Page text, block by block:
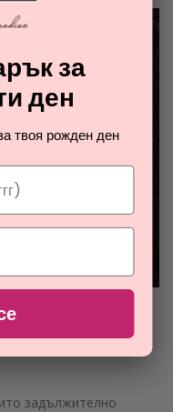
грижата за
във вашия
задължително
за
ден
твоя рожден ден